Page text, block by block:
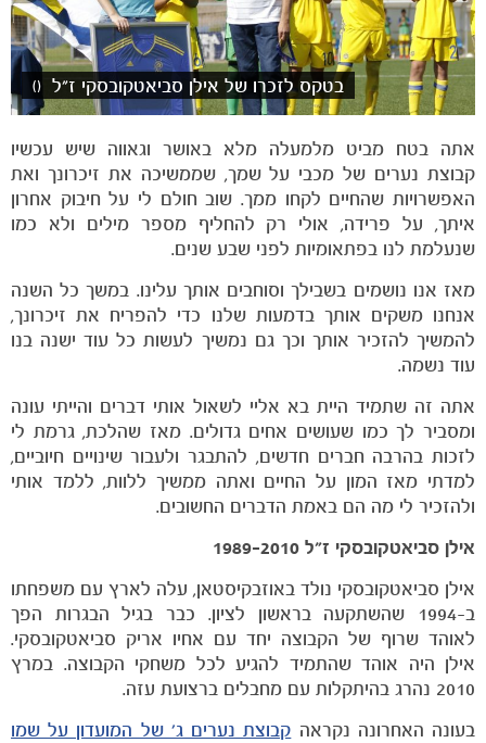
בטקס לזכרו של אילן סביאטקובסקי ז"ל ()
אתה בטח מביט מלמעלה מלא באושר וגאווה שיש עכשיו
קבוצת נערים של מכבי על שמך, שממשיכה את זיכרונך ואת
האפשרויות שהחיים לקחו ממך. שוב חולם לי על חיבוק אחרון
איתך, על פרידה, אולי רק להחליף מספר מילים ולא כמו
שנעלמת לנו בפתאומיות לפני שבע שנים.
מאז אנו נושמים בשבילך וסוחבים אותך עלינו. במשך כל השנה
אנחנו משקים אותך בדמעות שלנו כדי להפריח את זיכרונך,
להמשיך להזכיר אותך וכך גם נמשיך לעשות כל עוד ישנה בנו
עוד נשמה.
אתה זה שתמיד היית בא אליי לשאול אותי דברים והייתי עונה
ומסביר לך כמו שעושים אחים גדולים. מאז שהלכת, גרמת לי
לזכות בהרבה חברים חדשים, להתבגר ולעבור שינויים חיוביים,
למדתי מאז המון על החיים ואתה ממשיך ללוות, ללמד אותי
ולהזכיר לי מה הם באמת הדברים החשובים.
אילן סביאטקובסקי ז"ל 1989-2010
אילן סביאטקובסקי נולד באוזבקיסטאן, עלה לארץ עם משפחתו
ב-1994 שהשתקעה בראשון לציון. כבר בגיל הבגרות הפך
לאוהד שרוף של הקבוצה יחד עם אחיו אריק סביאטקובסקי.
אילן היה אוהד שהתמיד להגיע לכל משחקי הקבוצה. במרץ
2010 נהרג בהיתקלות עם מחבלים ברצועת עזה.
בעונה האחרונה נקראה קבוצת נערים ג' של המועדון על שמו